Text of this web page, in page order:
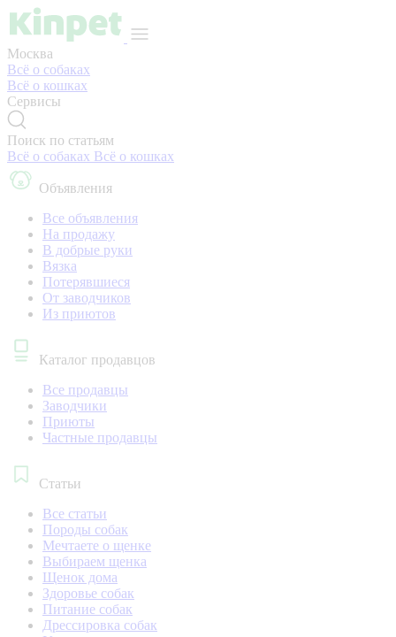
Москва
Всё о собаках
Всё о кошках
Сервисы
Поиск по статьям
Всё о собаках Всё о кошках
Объявления
Все объявления
На продажу
В добрые руки
Вязка
Потерявшиеся
От заводчиков
Из приютов
Каталог продавцов
Все продавцы
Заводчики
Приюты
Частные продавцы
Статьи
Все статьи
Породы собак
Мечтаете о щенке
Выбираем щенка
Щенок дома
Здоровье собак
Питание собак
Дрессировка собак